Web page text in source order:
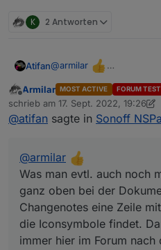
K 2 Antworten
Atifan@armilar
oben bei der
Zeile mit dem Hinweis,
Dann muss man nicht
Also z.B. so:
// Icons unter:https://
https://github.com/
Offline
Armilar MOST ACTIVE FORUM
schrieb am 17. Sept. 2022, 19:26
zuletzt editiert von Armilar
@atifan sagte in Sonoff
@armilar
Was man evtl. auch noch
ganz oben bei der
Changenotes eine Zeile
die Iconsymbole findet.
immer hier im Forum nach